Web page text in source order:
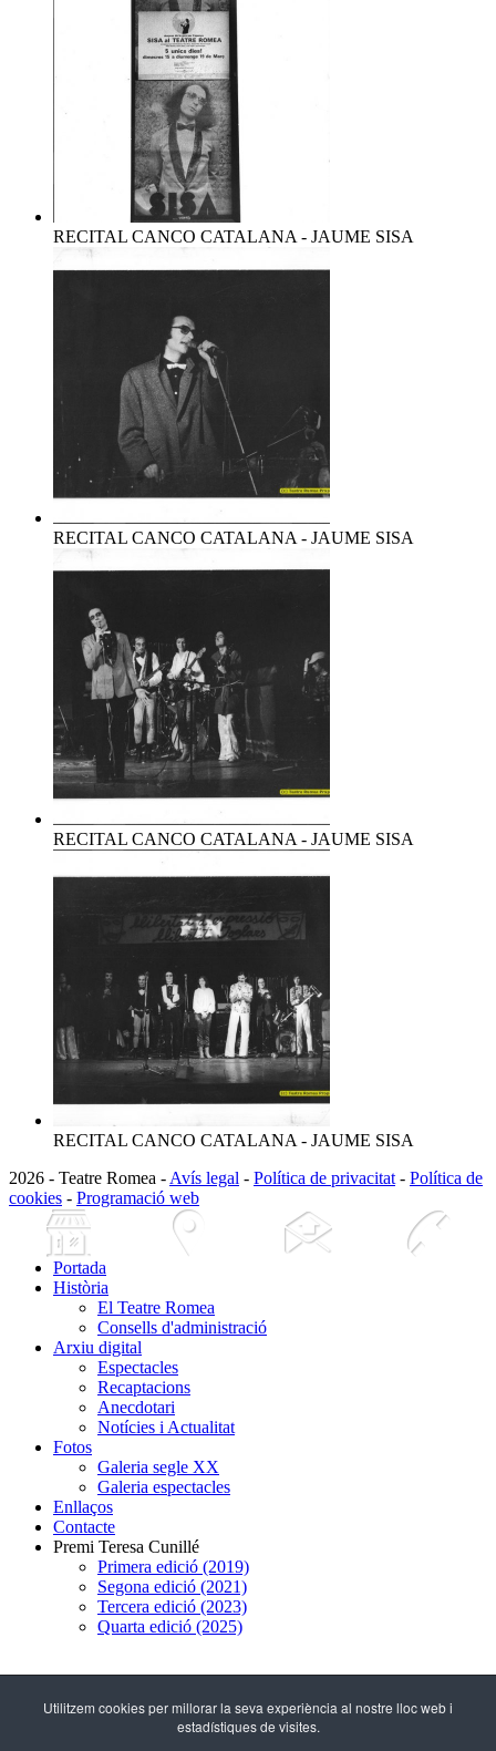
RECITAL CANCO CATALANA - JAUME SISA
RECITAL CANCO CATALANA - JAUME SISA
RECITAL CANCO CATALANA - JAUME SISA
RECITAL CANCO CATALANA - JAUME SISA
2026 - Teatre Romea - Avís legal - Política de privacitat - Política de
cookies - Programació web
Portada
Història
El Teatre Romea
Consells d'administració
Arxiu digital
Espectacles
Recaptacions
Anecdotari
Notícies i Actualitat
Fotos
Galeria segle XX
Galeria espectacles
Enllaços
Contacte
Premi Teresa Cunillé
Primera edició (2019)
Segona edició (2021)
Tercera edició (2023)
Quarta edició (2025)
Utilitzem cookies per millorar la seva experiència al nostre lloc web i
estadístiques de visites.